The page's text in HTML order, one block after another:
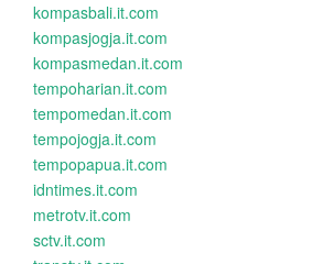
kompasbali.it.com
kompasjogja.it.com
kompasmedan.it.com
tempoharian.it.com
tempomedan.it.com
tempojogja.it.com
tempopapua.it.com
idntimes.it.com
metrotv.it.com
sctv.it.com